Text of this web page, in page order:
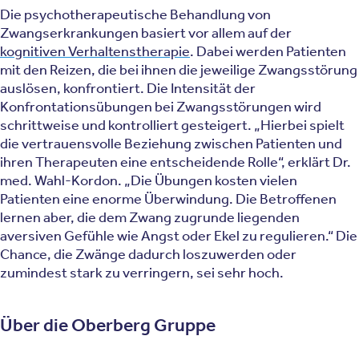
Die psychotherapeutische Behandlung von
Zwangserkrankungen basiert vor allem auf der
kognitiven Verhaltenstherapie. Dabei werden Patienten
mit den Reizen, die bei ihnen die jeweilige Zwangsstörung
auslösen, konfrontiert. Die Intensität der
Konfrontationsübungen bei Zwangsstörungen wird
schrittweise und kontrolliert gesteigert. „Hierbei spielt
die vertrauensvolle Beziehung zwischen Patienten und
ihren Therapeuten eine entscheidende Rolle“, erklärt Dr.
med. Wahl-Kordon. „Die Übungen kosten vielen
Patienten eine enorme Überwindung. Die Betroffenen
lernen aber, die dem Zwang zugrunde liegenden
aversiven Gefühle wie Angst oder Ekel zu regulieren.“ Die
Chance, die Zwänge dadurch loszuwerden oder
zumindest stark zu verringern, sei sehr hoch.
Über die Oberberg Gruppe